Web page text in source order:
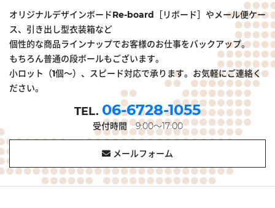
オリジナルデザインボードRe-board［リボード］やメール便ケー
ス、引き出し型衣装箱など
個性的な商品ラインナップでお客様のお仕事をバックアップ。
もちろん普通の段ボールもございます。
小ロット（1個～）、スピード対応で承ります。お気軽にご連絡く
ださい。
06-6728-1055
受付時間9:00～17:00
メールフォーム